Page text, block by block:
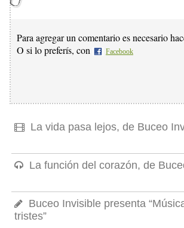
Para agregar un comentario es necesario
O si lo preferís, con Facebook
La vida pasa lejos, de Buceo
La función del corazón, de
Buceo Invisible presenta
tristes”